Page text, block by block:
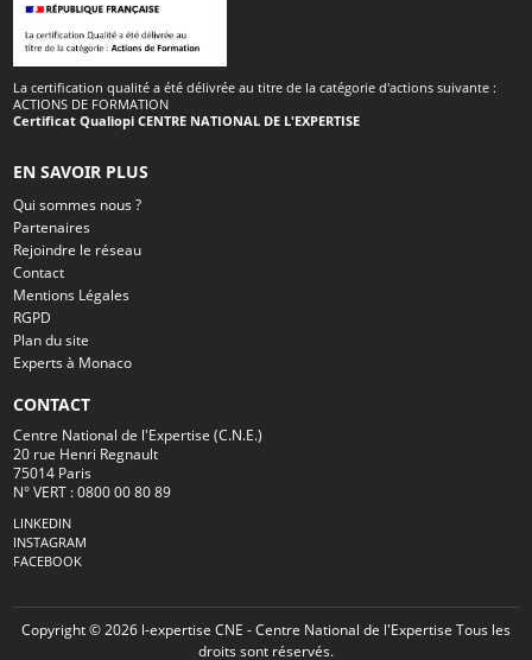
La certification qualité a été délivrée au titre de la catégorie d'actions suivante :
ACTIONS DE FORMATION
Certificat Qualiopi CENTRE NATIONAL DE L'EXPERTISE
EN SAVOIR PLUS
Qui sommes nous ?
Partenaires
Rejoindre le réseau
Contact
Mentions Légales
RGPD
Plan du site
Experts à Monaco
CONTACT
Centre National de l'Expertise (C.N.E.)
20 rue Henri Regnault
75014 Paris
N° VERT : 0800 00 80 89
LINKEDIN
INSTAGRAM
FACEBOOK
Copyright © 2026 l-expertise CNE - Centre National de l'Expertise Tous les
droits sont réservés.